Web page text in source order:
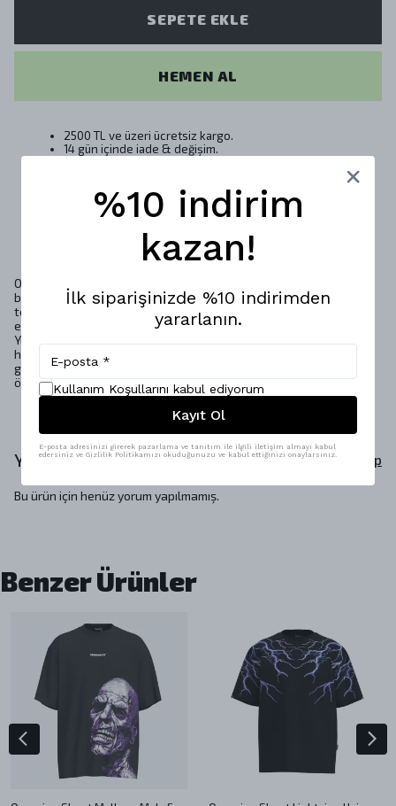
SEPETE EKLE
HEMEN AL
2500 TL ve üzeri ücretsiz kargo.
14 gün içinde iade & değişim.
Oversize Shout Lost In Paradise Unisex T-Shirt, tropikal ve özgür
bir ruhu yansıtan tasarımıyla dikkat çekiyor. “Lost In Paradise”
teması, günlük hayatın stresinden uzaklaşma hissini ifade
ederken oversize kesimi sayesinde maksimum rahatlık sağlar.
Yumuşak kumaşı gün boyu konforu garantiler. Unisex tasarımı,
hem kadınlar hem de erkekler için uygun olup sokak modasından
günlük stile her kombine kolaylıkla uyum sağlar. Eğer ferah ve
özgün bir stil arıyorsanız, bu t-shirt tam size göre!
Yorumlar Yorum Yap
Bu ürün için henüz yorum yapılmamış.
Benzer Ürünler
%10 indirim
kazan!
İlk siparişinizde %10 indirimden
yararlanın.
Kullanım Koşullarını kabul ediyorum
Kayıt Ol
E-posta adresinizi girerek pazarlama ve tanıtım ile ilgili iletişim almayı kabul
edersiniz ve Gizlilik Politikamızı okuduğunuzu ve kabul ettiğinizi onaylarsınız.